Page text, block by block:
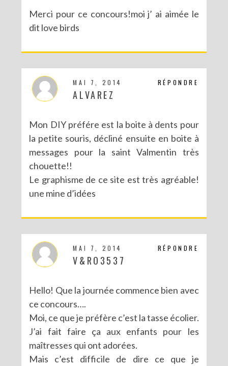
Merci pour ce concours!moi j’ ai aimée le
dit love birds
RÉPONDRE
MAI 7, 2014
ALVAREZ
Mon DIY préfére est la boite à dents pour
la petite souris, décliné ensuite en boite à
messages pour la saint Valmentin très
chouette!!
Le graphisme de ce site est très agréable!
une mine d’idées
RÉPONDRE
MAI 7, 2014
V&RO3537
Hello! Que la journée commence bien avec
ce concours….
Moi, ce que je préfère c’est la tasse écolier.
J’ai fait faire ça aux enfants pour les
maîtresses qui ont adorées.
Mais c’est difficile de dire ce que je